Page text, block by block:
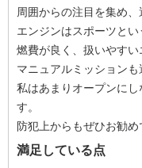
周囲からの注目を集め、
エンジンはスポーツとい
燃費が良く、扱いやすい
マニュアルミッションも
私はあまりオープンに
す。
防犯上からもぜひお勧め
満足している点